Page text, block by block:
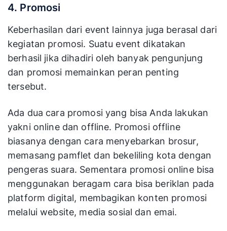
mengajak sponsor lain untuk ikut menyumbang.
Namun, sebaiknya Anda siapkan dulu perkiraan
rinci biaya operasional yang akan terpakai.
4. Promosi
kegiatan promosi. Suatu event dikatakan
berhasil jika dihadiri oleh banyak pengunjung
dan promosi memainkan peran penting
tersebut.
Ada dua cara promosi yang bisa Anda lakukan
yakni online dan offline. Promosi offline
biasanya dengan cara menyebarkan brosur,
memasang pamflet dan bekeliling kota dengan